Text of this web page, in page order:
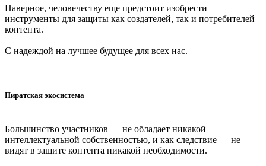
Наверное, человечеству еще предстоит изобрести
инструменты для защиты как создателей, так и потребителей
контента.
С надеждой на лучшее будущее для всех нас.
Пиратская экосистема
Большинство участников — не обладает никакой
интеллектуальной собственностью, и как следствие — не
видят в защите контента никакой необходимости.